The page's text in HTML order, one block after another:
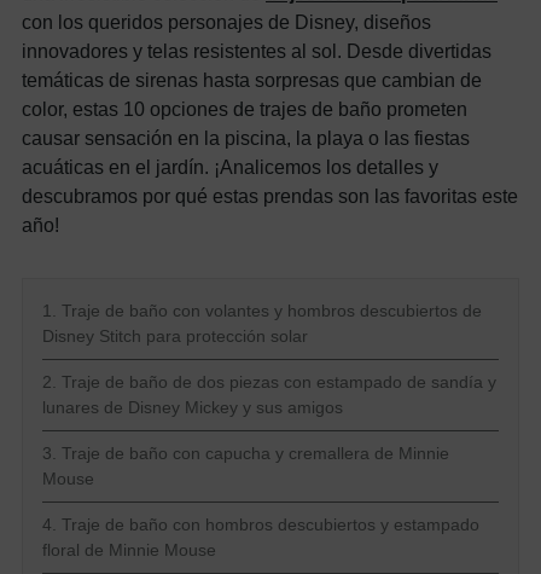
con los queridos personajes de Disney, diseños
innovadores y telas resistentes al sol. Desde divertidas
temáticas de sirenas hasta sorpresas que cambian de
color, estas 10 opciones de trajes de baño prometen
causar sensación en la piscina, la playa o las fiestas
acuáticas en el jardín. ¡Analicemos los detalles y
descubramos por qué estas prendas son las favoritas este
año!
1. Traje de baño con volantes y hombros descubiertos de
Disney Stitch para protección solar
2. Traje de baño de dos piezas con estampado de sandía y
lunares de Disney Mickey y sus amigos
3. Traje de baño con capucha y cremallera de Minnie
Mouse
4. Traje de baño con hombros descubiertos y estampado
floral de Minnie Mouse